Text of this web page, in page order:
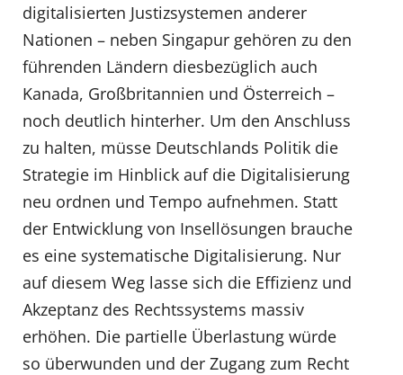
digitalisierten Justizsystemen anderer
Nationen – neben Singapur gehören zu den
führenden Ländern diesbezüglich auch
Kanada, Großbritannien und Österreich –
noch deutlich hinterher. Um den Anschluss
zu halten, müsse Deutschlands Politik die
Strategie im Hinblick auf die Digitalisierung
neu ordnen und Tempo aufnehmen. Statt
der Entwicklung von Insellösungen brauche
es eine systematische Digitalisierung. Nur
auf diesem Weg lasse sich die Effizienz und
Akzeptanz des Rechtssystems massiv
erhöhen. Die partielle Überlastung würde
so überwunden und der Zugang zum Recht